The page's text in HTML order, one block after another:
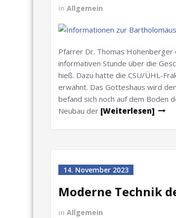
in Allgemein
Pfarrer Dr. Thomas Hohenberger
informativen Stunde über die
hieß. Dazu hatte die CSU/ÜHL-
erwähnt. Das Gotteshaus wird
befand sich noch auf dem Boden
Neubau der [Weiterlesen]
14. November 2023
Moderne Technik
in Allgemein